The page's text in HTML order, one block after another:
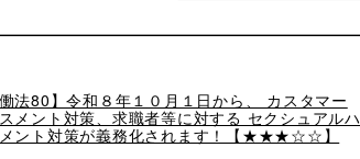
働法80】令和８年１０月１日から、 カスタマー
メント対策、求職者等に対する セクシュアルハ
ント対策が義務化されます！【★★★☆☆】